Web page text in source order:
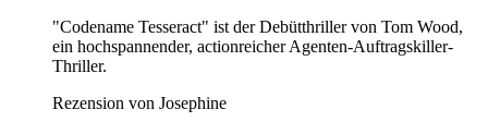
"Codename Tesseract" ist der Debütthriller von Tom Wood,
ein hochspannender, actionreicher Agenten-Auftragskiller-
Thriller.
Rezension von Josephine